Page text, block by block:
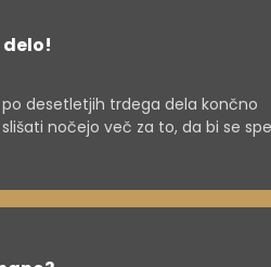
desetletjih trdega dela končno
nočejo več za to, da bi se